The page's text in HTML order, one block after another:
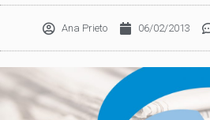
Ana Prieto 06/02/2013